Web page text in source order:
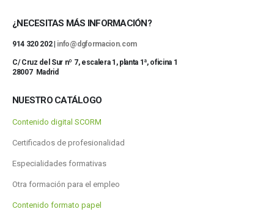
¿NECESITAS MÁS INFORMACIÓN?
914 320 202 | info@dgformacion.com
C/ Cruz del Sur nº 7, escalera 1, planta 1ª, oficina 1
28007 Madrid
NUESTRO CATÁLOGO
Contenido digital SCORM
Certificados de profesionalidad
Especialidades formativas
Otra formación para el empleo
Contenido formato papel